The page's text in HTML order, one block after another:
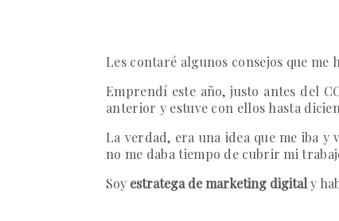
Les contaré algunos consejos que
Emprendí este año, justo antes del
anterior y estuve con ellos hasta
La verdad, era una idea que me iba
no me daba tiempo de cubrir mi
Soy estratega de marketing digitaly